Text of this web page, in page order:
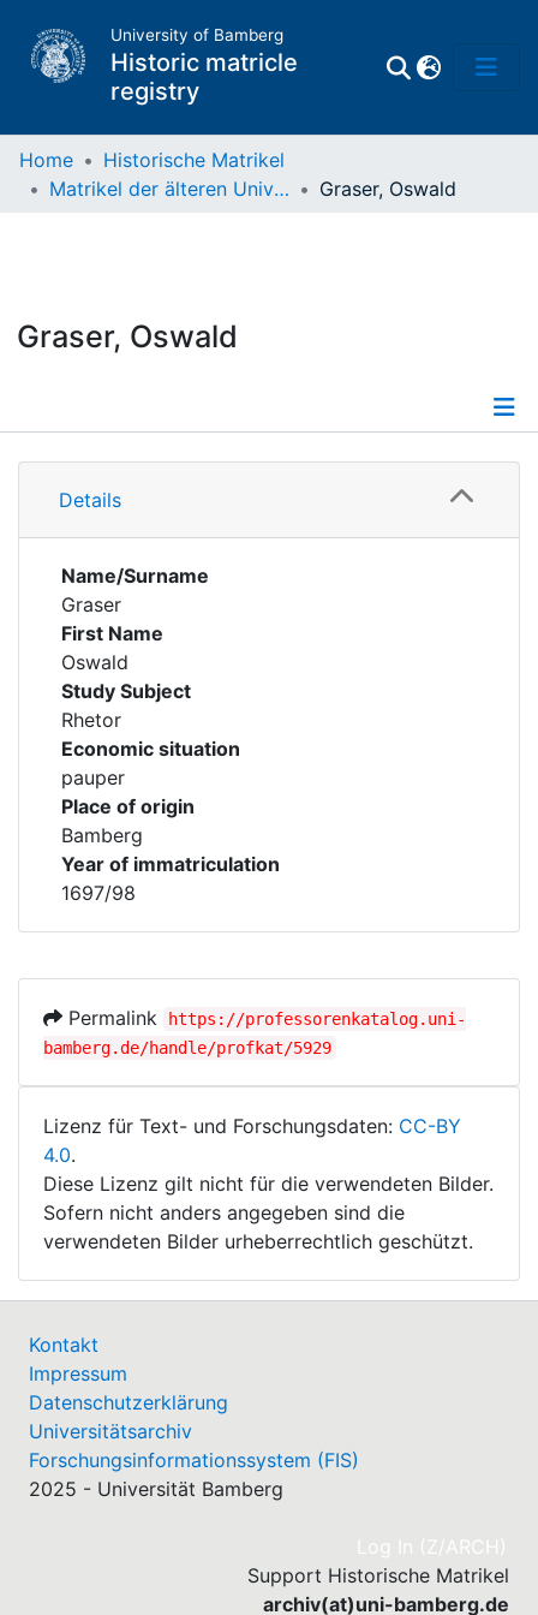
University of Bamberg
Historic matricle
registry
Professors
Home
Historische Matrikel
Matrikel der älteren Universität
Graser, Oswald
Graser, Oswald
Details
Details
Name/Surname
Graser
First Name
Oswald
Study Subject
Rhetor
Economic situation
pauper
Place of origin
Bamberg
Year of immatriculation
1697/98
Permalink
https://professorenkatalog.uni-
bamberg.de/handle/profkat/5929
Lizenz für Text- und Forschungsdaten: CC-BY
4.0.
Diese Lizenz gilt nicht für die verwendeten Bilder.
Sofern nicht anders angegeben sind die
verwendeten Bilder urheberrechtlich geschützt.
Kontakt
Impressum
Datenschutzerklärung
Universitätsarchiv
Forschungsinformationssystem (FIS)
2025 - Universität Bamberg
Log In (Z/ARCH)
Support Historische Matrikel
archiv(at)uni-bamberg.de